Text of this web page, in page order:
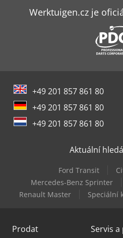
Werktuigen.cz je
+49 201 857 861 80
+49 201 857 861 80
+49 201 857 861 80
Aktuální
Ford Transit
Mercedes-Benz Sprinter
Renault Master
Speciální
Prodat Servis